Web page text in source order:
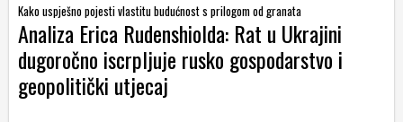
Kako uspješno pojesti vlastitu budućnost s prilogom od granata
Analiza Erica Rudenshiolda: Rat u Ukrajini
dugoročno iscrpljuje rusko gospodarstvo i
geopolitički utjecaj